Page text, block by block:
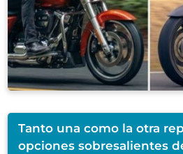
Tanto una como la otra
opciones sobresalientes